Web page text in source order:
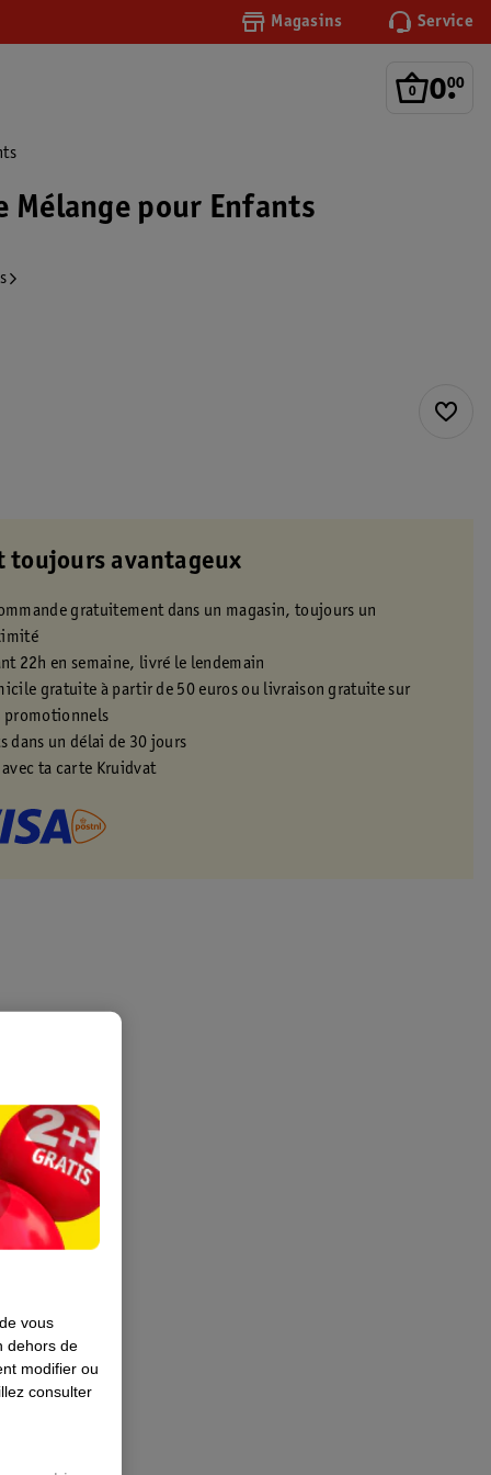
Magasins Service
0.
00
Mélange pour Enfants
toujours avantageux
gratuitement dans un magasin, toujours un
22h en semaine, livré le lendemain
gratuite à partir de 50 euros ou livraison gratuite sur
promotionnels
dans un délai de 30 jours
ta carte Kruidvat
vous
dehors de
modifier ou
consulter